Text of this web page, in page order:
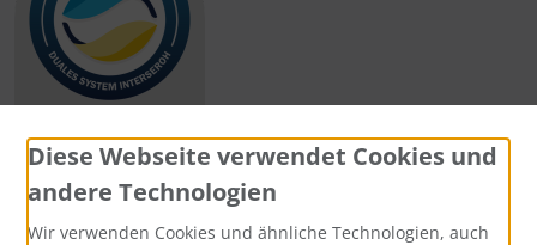
Zahlungsmethoden
Diese Webseite verwendet Cookies und
andere Technologien
Wir verwenden Cookies und ähnliche Technologien, auch